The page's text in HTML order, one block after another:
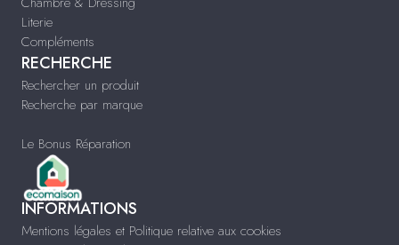
Literie
Compléments
RECHERCHE
Rechercher un produit
Recherche par marque
Le Bonus Réparation
INFORMATIONS
Mentions légales et Politique relative aux cookies